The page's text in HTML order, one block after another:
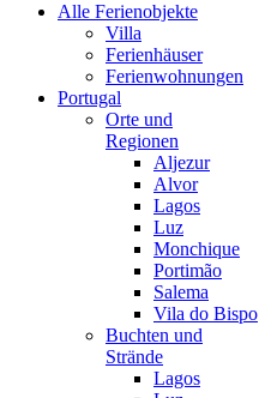
Alle Ferienobjekte
Villa
Ferienhäuser
Ferienwohnungen
Portugal
Orte und
Regionen
Aljezur
Alvor
Lagos
Luz
Monchique
Portimão
Salema
Vila do Bispo
Buchten und
Strände
Lagos